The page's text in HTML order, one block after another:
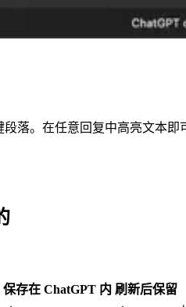
落。在任意回复中高亮文本
保存在 ChatGPT 内 刷新后保留